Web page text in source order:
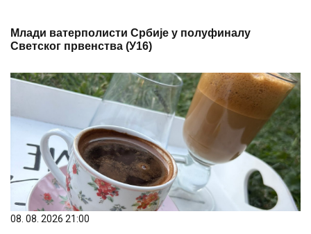
Млади ватерполисти Србије у полуфиналу
Светског првенства (У16)
08. 08. 2026 21:00